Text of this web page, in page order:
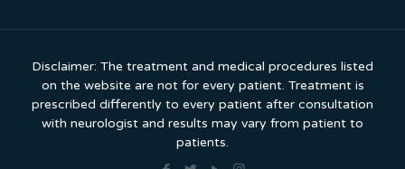
Disclaimer: The treatment and medical procedures listed
on the website are not for every patient. Treatment is
prescribed differently to every patient after consultation
with neurologist and results may vary from patient to
patients.